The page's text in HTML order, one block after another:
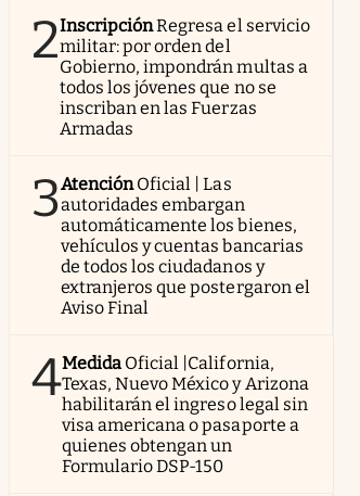
2InscripciónRegresa el servicio
militar: por orden del
Gobierno, impondrán multas a
todos los jóvenes que no se
inscriban en las Fuerzas
Armadas
3AtenciónOficial | Las
autoridades embargan
automáticamente los bienes,
vehículos y cuentas bancarias
de todos los ciudadanos y
extranjeros que postergaron el
Aviso Final
4Medida Oficial |California,
Texas, Nuevo México y Arizona
habilitarán el ingreso legal sin
visa americana o pasaporte a
quienes obtengan un
Formulario DSP-150